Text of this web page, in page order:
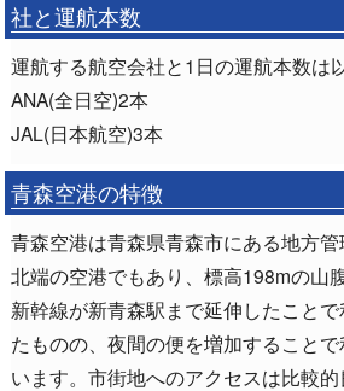
社と運航本数
運航する航空会社と1日の運航本数は
ANA(全日空)2本
JAL(日本航空)3本
青森空港の特徴
青森空港は青森県青森市にある地方
北端の空港でもあり、標高198mの山
新幹線が新青森駅まで延伸したこと
たものの、夜間の便を増加すること
います。市街地へのアクセスは比較